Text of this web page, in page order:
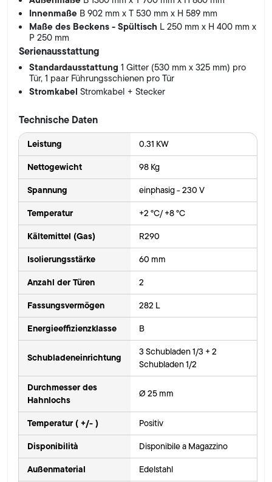
Innenmaße B 902 mm x T 530 mm x H 589 mm
Maße des Beckens - Spültisch L 250 mm x H 400 mm x
P 250 mm
Serienausstattung
Standardausstattung1 Gitter (530 mm x 325 mm) pro
Tür, 1 paar Führungsschienen pro Tür
StromkabelStromkabel + Stecker
Technische Daten
Leistung 0.31 KW
Nettogewicht 98 Kg
Spannung einphasig - 230 V
Temperatur +2 °C/ +8 °C
Kältemittel (Gas) R290
Isolierungsstärke 60 mm
Anzahl der Türen 2
Fassungsvermögen 282 L
Energieeffizienzklasse B
Schubladeneinrichtung
3 Schubladen 1/3 + 2
Schubladen 1/2
Durchmesser des
Hahnlochs
Ø 25 mm
Temperatur ( +/- ) Positiv
Disponibilità Disponibile a Magazzino
Außenmaterial Edelstahl